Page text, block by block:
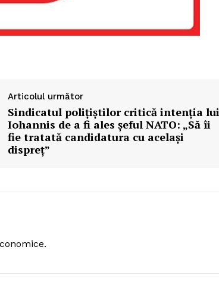
Articolul următor
Sindicatul polițiștilor critică intenția lui
Iohannis de a fi ales șeful NATO: „Să îi
fie tratată candidatura cu același
dispreț”